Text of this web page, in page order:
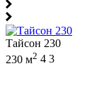
Тайсон 230
230 м2 4 3